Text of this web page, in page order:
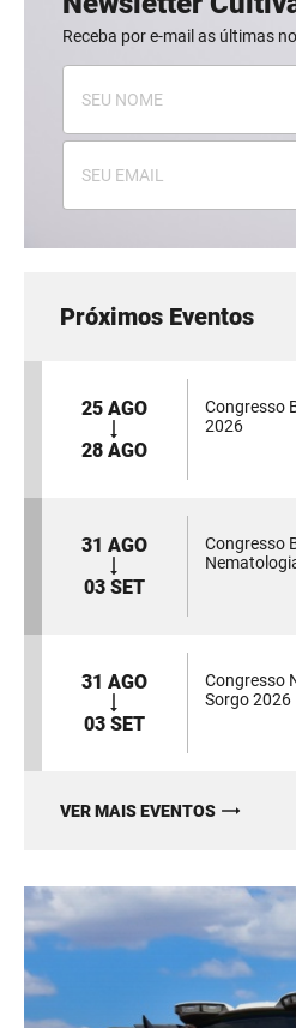
Receba por e-mail as últimas
Próximos Eventos
25 AGO
28 AGO
Congresso
2026
31 AGO
03 SET
Congresso
31 AGO
03 SET
Congresso
Sorgo 2026
VER MAIS EVENTOS